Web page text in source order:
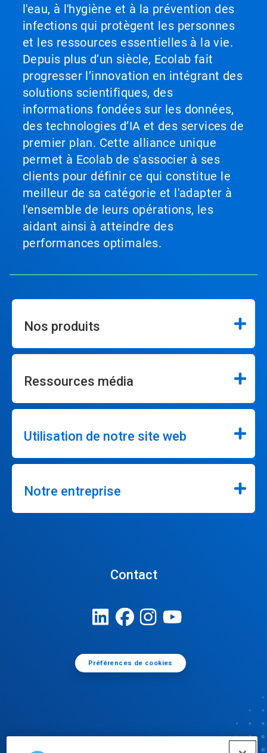
l'eau, à l'hygiène et à la prévention des
infections qui protègent les personnes
et les ressources essentielles à la vie.
Depuis plus d’un siècle, Ecolab fait
progresser l’innovation en intégrant des
solutions scientifiques, des
informations fondées sur les données,
des technologies d’IA et des services de
premier plan. Cette alliance unique
permet à Ecolab de s'associer à ses
clients pour définir ce qui constitue le
meilleur de sa catégorie et l'adapter à
l'ensemble de leurs opérations, les
aidant ainsi à atteindre des
performances optimales.
Nos produits
Ressources média
Utilisation de notre site web
Notre entreprise
Contact
Préférences de cookies